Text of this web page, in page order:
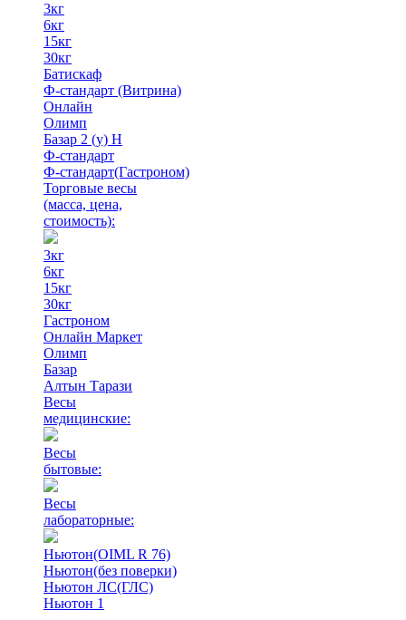
3кг
6кг
15кг
30кг
Батискаф
Ф-стандарт (Витрина)
Онлайн
Олимп
Базар 2 (у) Н
Ф-стандарт
Ф-стандарт(Гастроном)
Торговые весы
(масса, цена,
стоимость):
3кг
6кг
15кг
30кг
Гастроном
Онлайн Маркет
Олимп
Базар
Алтын Тарази
Весы
медицинские:
Весы
бытовые:
Весы
лабораторные:
Ньютон(OIML R 76)
Ньютон(без поверки)
Ньютон ЛС(ГЛС)
Ньютон 1